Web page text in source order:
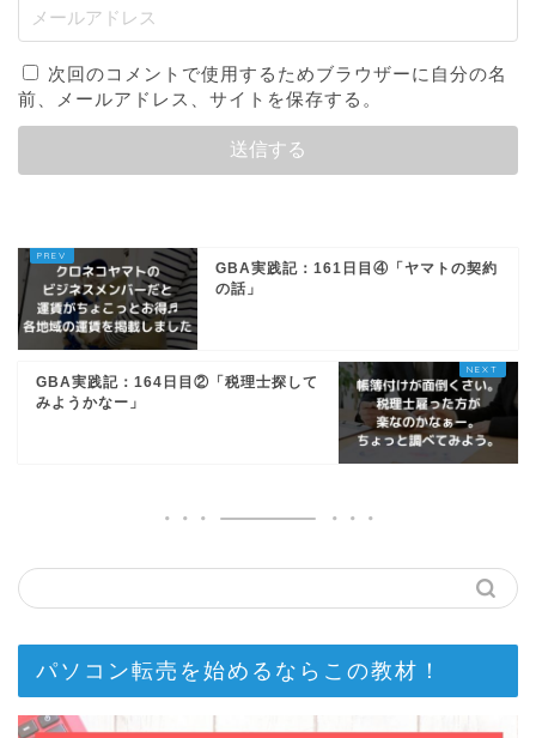
次回のコメントで使用するためブラウザーに自分の名
前、メールアドレス、サイトを保存する。
GBA実践記：161日目④「ヤマトの契約
の話」
GBA実践記：164日目②「税理士探して
みようかなー」
パソコン転売を始めるならこの教材！